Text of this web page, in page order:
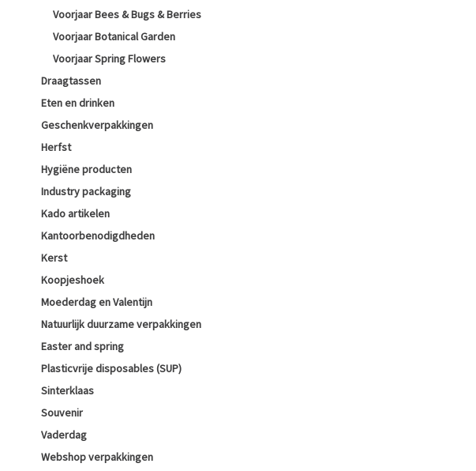
Voorjaar Bees & Bugs & Berries
Voorjaar Botanical Garden
Voorjaar Spring Flowers
Draagtassen
Eten en drinken
Geschenkverpakkingen
Herfst
Hygiëne producten
Industry packaging
Kado artikelen
Kantoorbenodigdheden
Kerst
Koopjeshoek
Moederdag en Valentijn
Natuurlijk duurzame verpakkingen
Easter and spring
Plasticvrije disposables (SUP)
Sinterklaas
Souvenir
Vaderdag
Webshop verpakkingen